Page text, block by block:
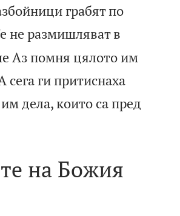
грабят по
не размишляват в
Аз помня цялото им
сега ги притиснаха
дела, които са пред
на Божия